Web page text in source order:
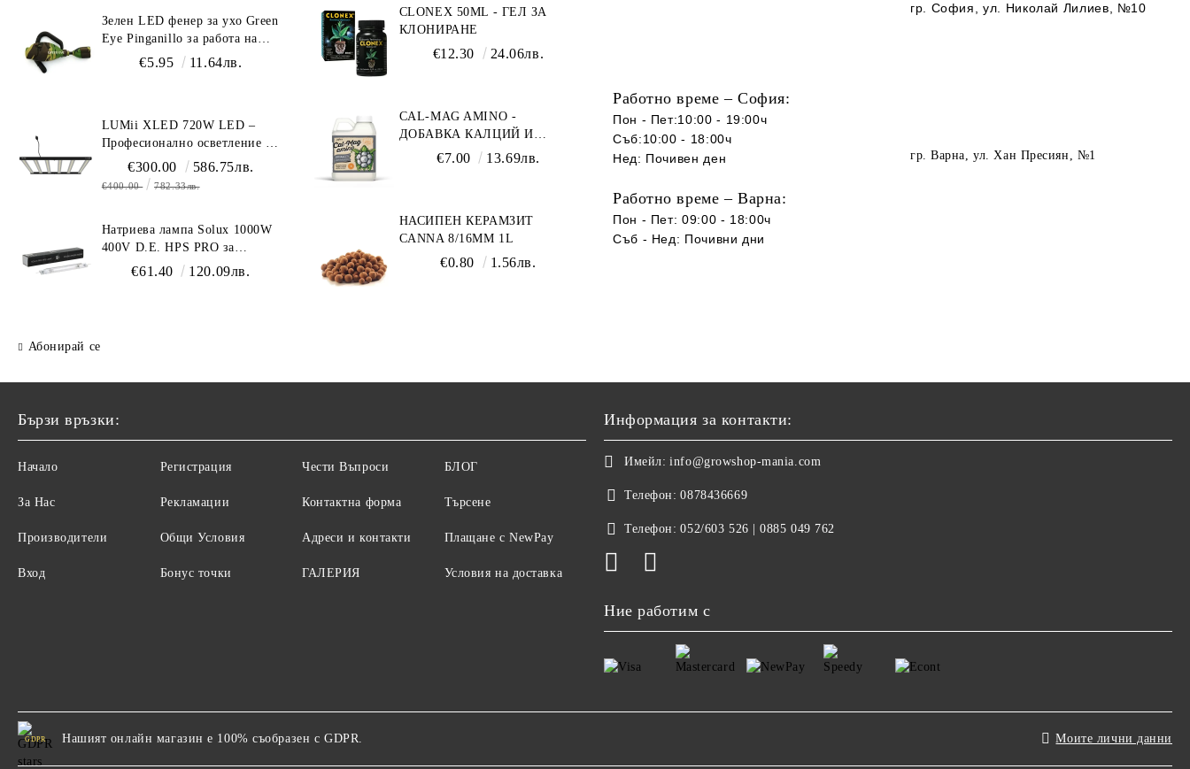
Зелен LED фенер за ухо Green
Eye Pinganillo за работа на
тъмно в гроурум
€5.95 11.64лв.
LUMii XLED 720W LED –
Професионално осветление с
пълен спектър (1700 µmol/s)
€300.00 586.75лв.
€400.00 782.33лв.
Натриева лампа Solux 1000W
400V D.E. HPS PRO за
професионално осветление
€61.40 120.09лв.
Абонирай се
CLONEX 50ML - ГЕЛ ЗА
КЛОНИРАНЕ
€12.30 24.06лв.
CAL-MAG AMINO -
ДОБАВКА КАЛЦИЙ И
МАГНЕЗИЙ
€7.00 13.69лв.
НАСИПЕН КЕРАМЗИТ
CANNA 8/16ММ 1L
€0.80 1.56лв.
Работно време – София:
Пон - Пет:10:00 - 19:00ч
Съб:10:00 - 18:00ч
Нед: Почивен ден
Работно време – Варна:
Пон - Пет: 09:00 - 18:00ч
Съб - Нед: Почивни дни
гр. София , ул. Николай Лилиев, №10
гр. Варна, ул. Хан Пресиян, №1
Бързи връзки:
Начало
За Нас
Производители
Вход
Регистрация
Рекламации
Общи Условия
Бонус точки
Чести Въпроси
Контактна форма
Адреси и контакти
ГАЛЕРИЯ
БЛОГ
Търсене
Плащане с NewPay
Условия на доставка
Информация за контакти:
Имейл: info@growshop-mania.com
Телефон: 0878436669
Телефон: 052/603 526 | 0885 049 762
Ние работим с
GDPR Нашият онлайн магазин е 100% съобразен с GDPR. Моите лични данни